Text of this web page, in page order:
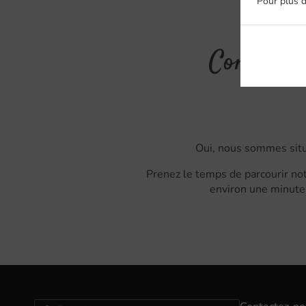
Oui, nous sommes
Prenez le temps de parcourir
environ une